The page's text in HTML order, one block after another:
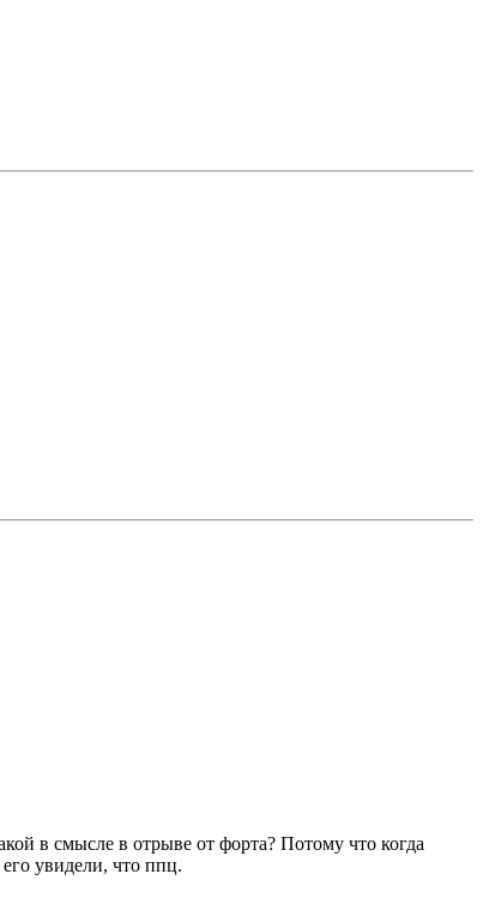
в смысле в отрыве от форта? Потому что когда
увидели, что ппц.